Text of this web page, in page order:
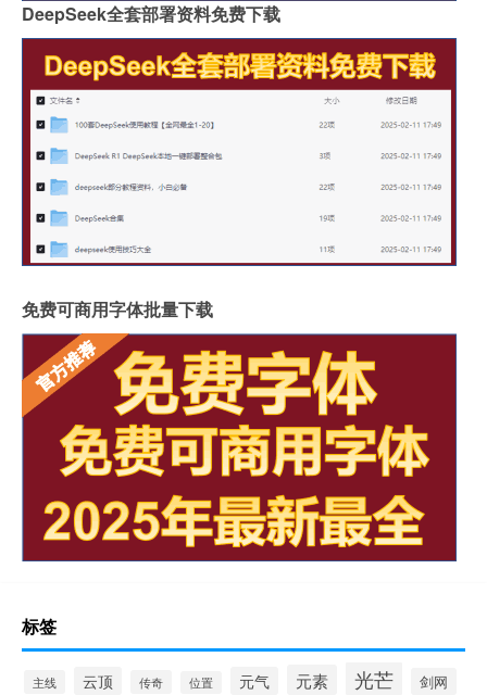
DeepSeek全套部署资料免费下载
免费可商用字体批量下载
标签
主线 云顶 传奇 位置 元气 元素 光芒 剑网